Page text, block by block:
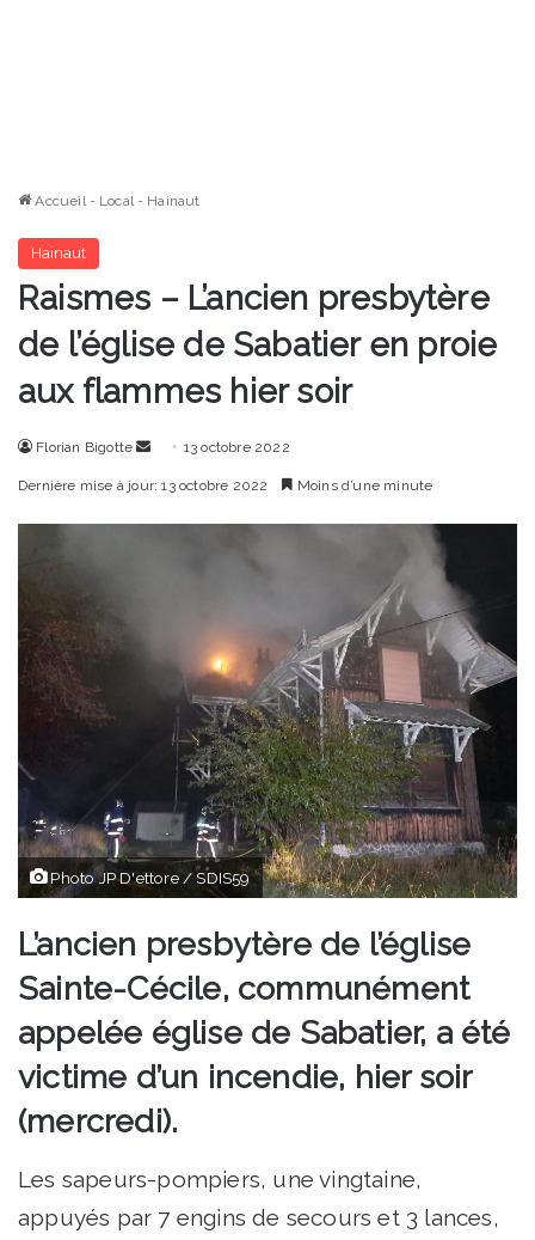
Accueil - Local - Hainaut
Hainaut
Raismes – L’ancien presbytère
de l’église de Sabatier en proie
aux flammes hier soir
Florian Bigotte
Envoyer13 octobre 2022
Dernière mise à jour: 13 octobre 2022 Moins d’une minute
Photo JP D'ettore / SDIS59
L’ancien presbytère de l’église
Sainte-Cécile, communément
appelée église de Sabatier, a été
victime d’un incendie, hier soir
(mercredi).
Les sapeurs-pompiers, une vingtaine,
appuyés par 7 engins de secours et 3 lances,